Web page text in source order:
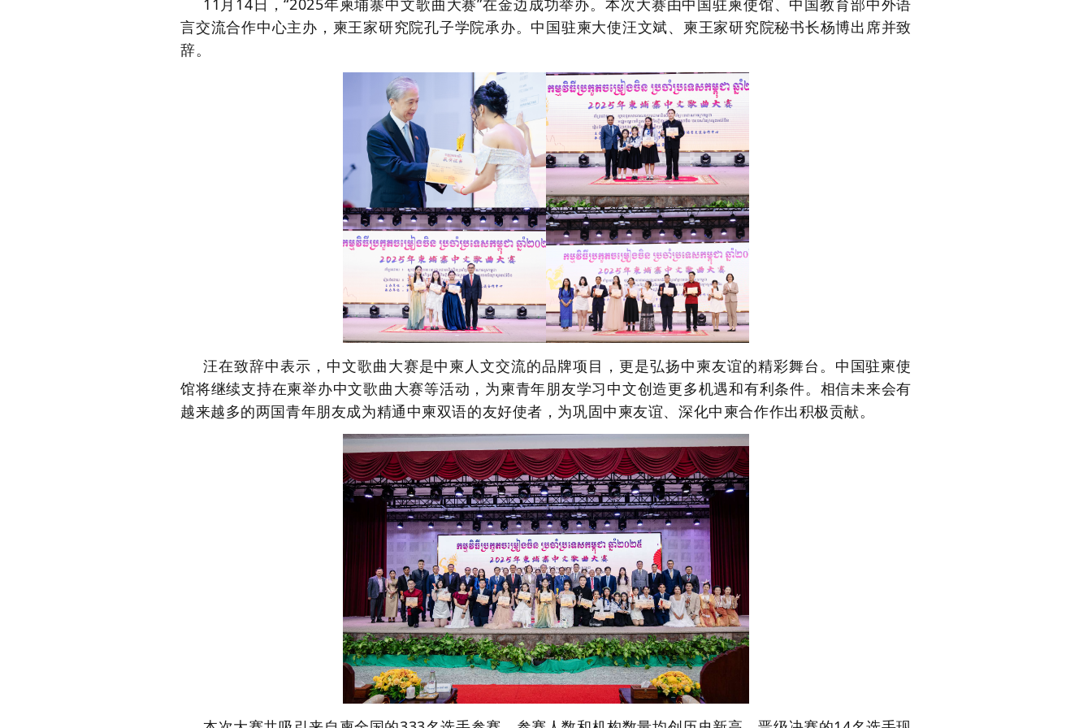
11月14日，“2025年柬埔寨中文歌曲大赛”在金边成功举办。本次大赛由中国驻柬使馆、中国教育部中外语
言交流合作中心主办， 柬王家研究院孔子学院承办。中国驻柬大使汪文斌、柬王家研究院秘书长杨博出席并致
辞。
汪在致辞中表示，中文歌曲大赛是中柬人文交流的品牌项目，更是弘扬中柬友谊的精彩舞台 。 中国驻柬使
馆将继续支持在柬举办中文歌曲大赛等活动，为柬青年朋友学习中文创造更多机遇和有利条件。 相信未来会有
越来越多的两国青年朋友成为精通中柬双语的友好使者，为巩固中柬友谊、深化中柬合作作出积极贡献。